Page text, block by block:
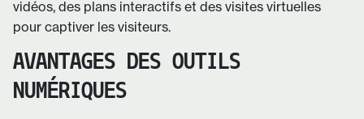
vidéos, des plans interactifs et des visites virtuelles
pour captiver les visiteurs.
AVANTAGES DES OUTILS
NUMÉRIQUES